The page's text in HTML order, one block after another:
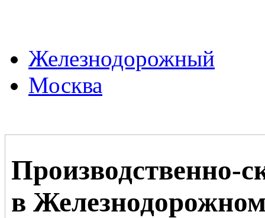
Железнодорожный
Москва
Производственно-
в